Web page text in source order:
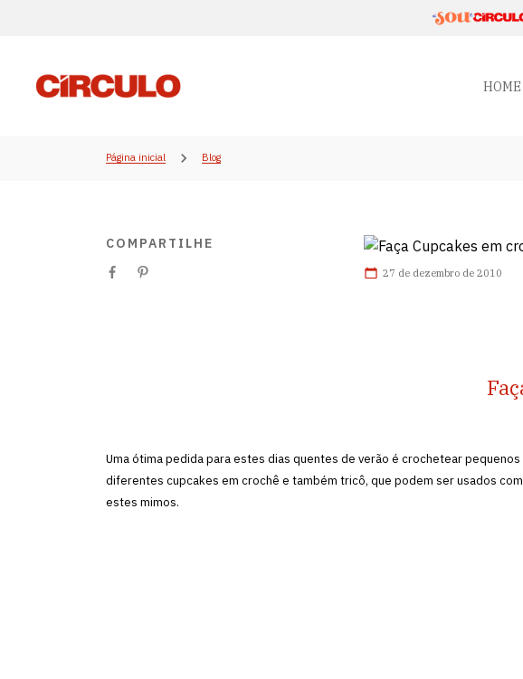
HOME
Página inicial Blog
COMPARTILHE
27 de dezembro de 2010
Uma ótima pedida para estes dias quentes de verão é crochetear
diferentes cupcakes em crochê e também tricô, que podem ser usados
estes mimos.